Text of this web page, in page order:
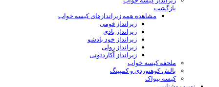
بازگشت
مشاهده همه زیراندازهای کیسه خواب
زیرانداز فومی
زیرانداز بادی
زیرانداز خود بادشو
زیرانداز رولی
زیرانداز آکاردئونی
ملحفه کیسه خواب
بالش کوهنوردی و کمپینگ
کیسه بیواک